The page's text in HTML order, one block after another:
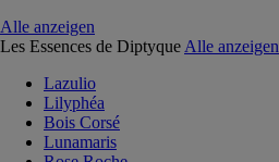
Alle anzeigen
Les Essences de Diptyque Alle anzeigen
Lazulio
Lilyphéa
Bois Corsé
Lunamaris